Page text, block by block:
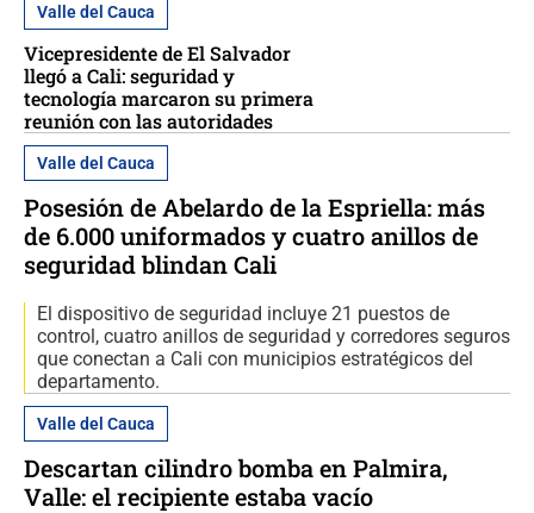
Valle del Cauca
Vicepresidente de El Salvador
llegó a Cali: seguridad y
tecnología marcaron su primera
reunión con las autoridades
Valle del Cauca
Posesión de Abelardo de la Espriella: más
de 6.000 uniformados y cuatro anillos de
seguridad blindan Cali
El dispositivo de seguridad incluye 21 puestos de
control, cuatro anillos de seguridad y corredores seguros
que conectan a Cali con municipios estratégicos del
departamento.
Valle del Cauca
Descartan cilindro bomba en Palmira,
Valle: el recipiente estaba vacío